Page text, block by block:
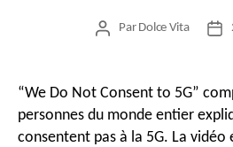
Auteur
Par Dolce Vita
“We Do Not Consent to 5G”
personnes du monde entier
consentent pas à la 5G. La vidéo